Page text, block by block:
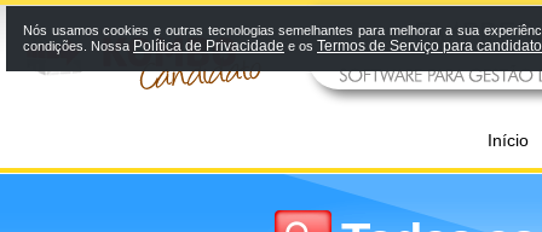
Início
Nós usamos cookies e outras tecnologias semelhantes para melhorar a sua
condições. Nossa Política de Privacidade e os Termos de Serviço para